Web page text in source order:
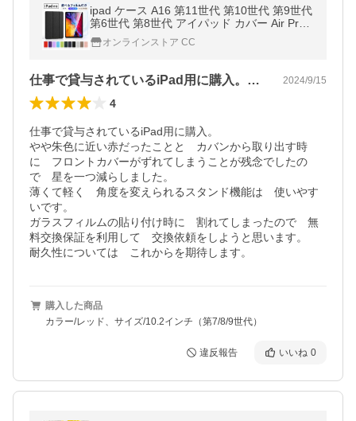
ipad ケース A16 第11世代 第10世代 第9世代
第6世代 第8世代 アイパッド カバー Air Pro
11インチ mini 7 6 5 4 第5世代 第7世代 ガラ
スフィルム付き
オンラインストア CC
仕事で貸与されているiPad用に購入。… 2024/9/15
4
仕事で貸与されているiPad用に購入。
やや朱色に近い赤だったことと　カバンから取り出す時
に　フロントカバーがずれてしまうことが残念でしたの
で　星を一つ減らしました。
薄くて軽く　角度を変えられるスタンド機能は　使いやす
いです。
ガラスフィルムの貼り付け時に　割れてしまったので　無
料交換保証を利用して　交換依頼をしようと思います。
購入した商品
カラー/レッド、サイズ/10.2インチ（第7/8/9世代）
違反報告 いいね 0